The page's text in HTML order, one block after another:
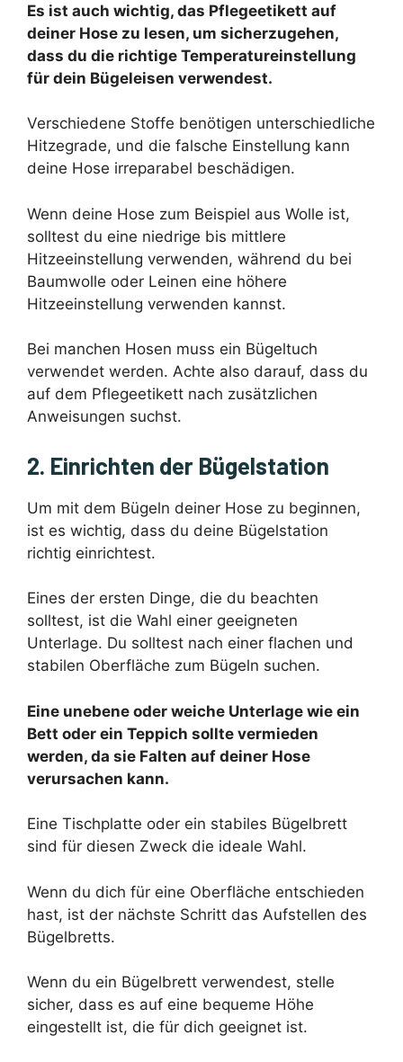
Es ist auch wichtig, das Pflegeetikett auf
deiner Hose zu lesen, um sicherzugehen,
dass du die richtige Temperatureinstellung
für dein Bügeleisen verwendest.
Verschiedene Stoffe benötigen unterschiedliche
Hitzegrade, und die falsche Einstellung kann
deine Hose irreparabel beschädigen.
Wenn deine Hose zum Beispiel aus Wolle ist,
solltest du eine niedrige bis mittlere
Hitzeeinstellung verwenden, während du bei
Baumwolle oder Leinen eine höhere
Hitzeeinstellung verwenden kannst.
Bei manchen Hosen muss ein Bügeltuch
verwendet werden. Achte also darauf, dass du
auf dem Pflegeetikett nach zusätzlichen
Anweisungen suchst.
2. Einrichten der Bügelstation
Um mit dem Bügeln deiner Hose zu beginnen,
ist es wichtig, dass du deine Bügelstation
richtig einrichtest.
Eines der ersten Dinge, die du beachten
solltest, ist die Wahl einer geeigneten
Unterlage. Du solltest nach einer flachen und
stabilen Oberfläche zum Bügeln suchen.
Eine unebene oder weiche Unterlage wie ein
Bett oder ein Teppich sollte vermieden
werden, da sie Falten auf deiner Hose
verursachen kann.
Eine Tischplatte oder ein stabiles Bügelbrett
sind für diesen Zweck die ideale Wahl.
Wenn du dich für eine Oberfläche entschieden
hast, ist der nächste Schritt das Aufstellen des
Bügelbretts.
Wenn du ein Bügelbrett verwendest, stelle
sicher, dass es auf eine bequeme Höhe
eingestellt ist, die für dich geeignet ist.